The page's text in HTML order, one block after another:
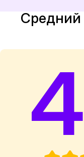
Средний